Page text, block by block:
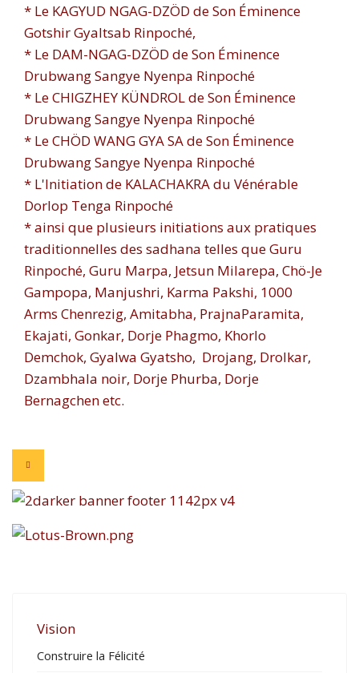
* Le KAGYUD NGAG-DZÖD de Son Éminence
Gotshir Gyaltsab Rinpoché,
* Le DAM-NGAG-DZÖD de Son Éminence
Drubwang Sangye Nyenpa Rinpoché
* Le CHIGZHEY KÜNDROL de Son Éminence
Drubwang Sangye Nyenpa Rinpoché
* Le CHÖD WANG GYA SA de Son Éminence
Drubwang Sangye Nyenpa Rinpoché
* L'Initiation de KALACHAKRA du Vénérable
Dorlop Tenga Rinpoché
* ainsi que plusieurs initiations aux pratiques
traditionnelles des sadhana telles que Guru
Rinpoché, Guru Marpa, Jetsun Milarepa, Chö-Je
Gampopa, Manjushri, Karma Pakshi, 1000
Arms Chenrezig, Amitabha, PrajnaParamita,
Ekajati, Gonkar, Dorje Phagmo, Khorlo
Demchok, Gyalwa Gyatsho, Drojang, Drolkar,
Dzambhala noir, Dorje Phurba, Dorje
Bernagchen etc.
Vision
Construire la Félicité